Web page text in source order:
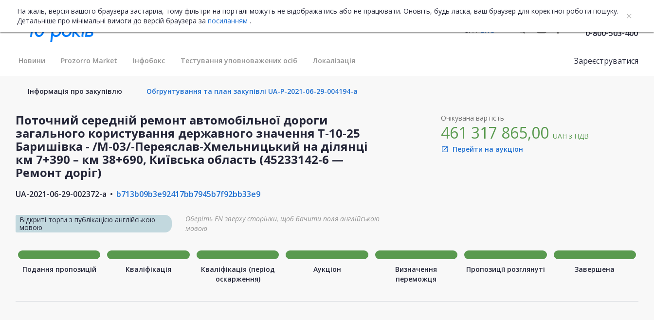
На жаль, версія вашого браузера застаріла, тому фільтри на порталі можуть не відображатись або не працювати. Оновіть, будь ласка, ваш браузер для коректної роботи пошуку.
Детальніше про мінімальні вимоги до версій браузера за посиланням .
UA
ENG 0-800-503-400
Новини Prozorro Market Інфобокс Тестування уповноважених осіб Локалізація Зареєструватися
Інформація про закупівлю Обгрунтування та план закупівлі UA-P-2021-06-29-004194-a
Поточний середній ремонт автомобільної дороги
загального користування державного значення Т-10-25
Баришівка - /М-03/-Переяслав-Хмельницький на ділянці
км 7+390 – км 38+690, Київська область (45233142-6 —
Ремонт доріг)
UA-2021-06-29-002372-a b713b09b3e92417bb7945b7f92bb33e9
Відкриті торги з публікацією англійською
мовою
Оберіть EN зверху сторінки, щоб бачити поля англійською
мовою
Очікувана вартість
461 317 865,00UAHз ПДВ
open_in_new Перейти на аукціон
Подання пропозицій Кваліфікація
Кваліфікація (період
оскарження)
Аукціон
Визначення
переможця
Пропозиції розглянуті Завершена